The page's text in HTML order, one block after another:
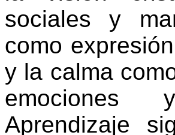
sociales y
como
y la calma
emociones
Aprendizaje